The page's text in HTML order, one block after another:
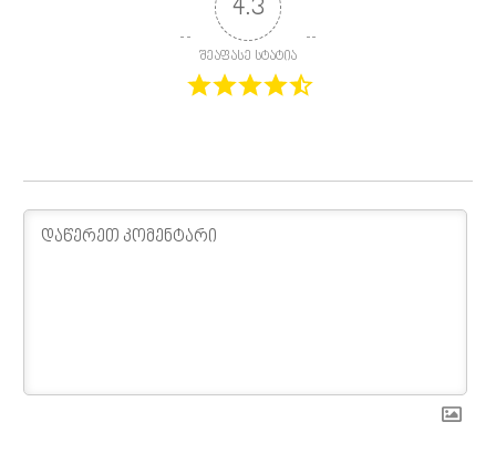
4.3
შეაფასე სტატია